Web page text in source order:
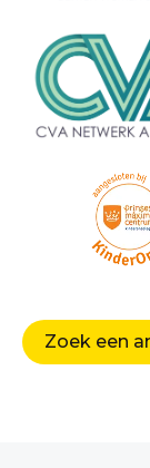
Zoek een